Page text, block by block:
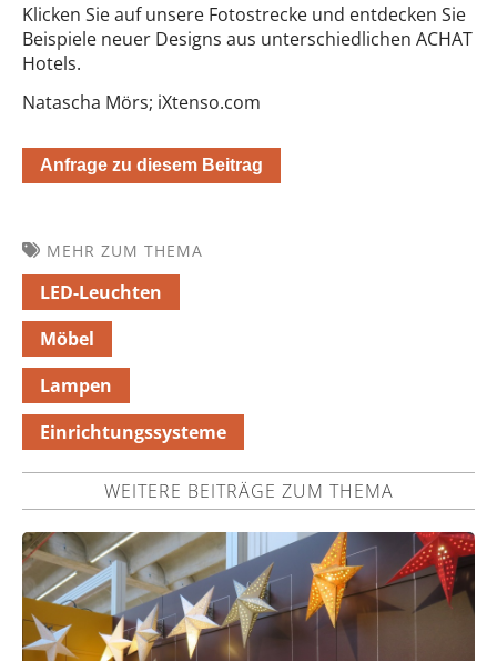
Klicken Sie auf unsere Fotostrecke und entdecken Sie
Beispiele neuer Designs aus unterschiedlichen ACHAT
Hotels.
Natascha Mörs; iXtenso.com
Anfrage zu diesem Beitrag
MEHR ZUM THEMA
LED-Leuchten
Möbel
Lampen
Einrichtungssysteme
WEITERE BEITRÄGE ZUM THEMA